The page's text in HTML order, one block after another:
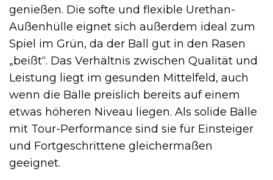
genießen. Die softe und flexible Urethan-
Außenhülle eignet sich außerdem ideal zum
Spiel im Grün, da der Ball gut in den Rasen
„beißt“. Das Verhältnis zwischen Qualität und
Leistung liegt im gesunden Mittelfeld, auch
wenn die Bälle preislich bereits auf einem
etwas höheren Niveau liegen. Als solide Bälle
mit Tour-Performance sind sie für Einsteiger
und Fortgeschrittene gleichermaßen
geeignet.